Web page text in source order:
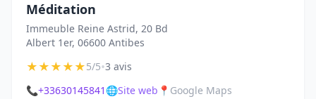
Méditation
Immeuble Reine Astrid, 20 Bd
Albert 1er, 06600 Antibes
★★★★★5/5•3 avis
📞+33630145841 🌐Site web 📍 Google Maps